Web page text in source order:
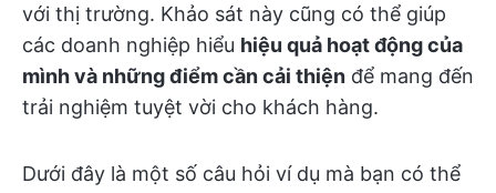
với thị trường. Khảo sát này cũng có thể giúp
các doanh nghiệp hiểu hiệu quả hoạt động của
mình và những điểm cần cải thiện để mang đến
trải nghiệm tuyệt vời cho khách hàng.
Dưới đây là một số câu hỏi ví dụ mà bạn có thể